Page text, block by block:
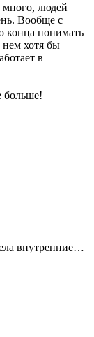
много, людей
Вообще с
конца понимать
нем хотя бы
в
больше!
внутренние…